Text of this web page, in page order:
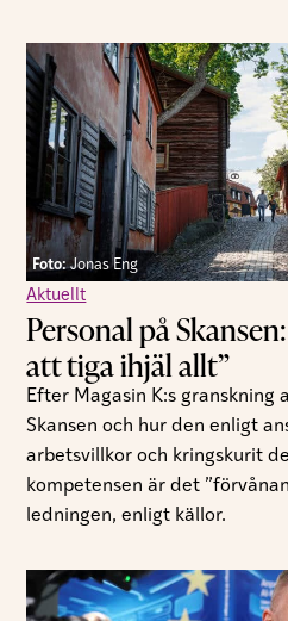
Foto:Jonas Eng
Aktuellt
Personal på
att tiga ihjäl allt”
Efter Magasin K:s granskning
Skansen och hur den enligt
arbetsvillkor och kringskurit
kompetensen är det
ledningen, enligt källor.